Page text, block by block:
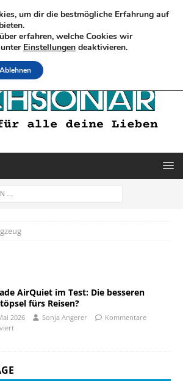
AirQuiet im Test: Die besseren
fürs Reisen?
2026 Sonja Angerer
Kommentare
um dir die bestmögliche Erfahrung auf
erfahren, welche Cookies wir
Einstellungen deaktivieren.
Ablehnen